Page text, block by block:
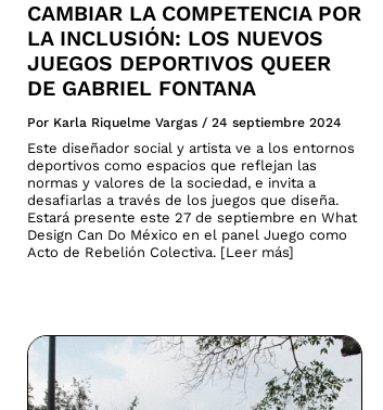
CAMBIAR LA COMPETENCIA POR
LA INCLUSIÓN: LOS NUEVOS
JUEGOS DEPORTIVOS QUEER
DE GABRIEL FONTANA
Por Karla Riquelme Vargas / 24 septiembre 2024
Este diseñador social y artista ve a los entornos
deportivos como espacios que reflejan las
normas y valores de la sociedad, e invita a
desafiarlas a través de los juegos que diseña.
Estará presente este 27 de septiembre en What
Design Can Do México en el panel Juego como
Acto de Rebelión Colectiva. [Leer más]